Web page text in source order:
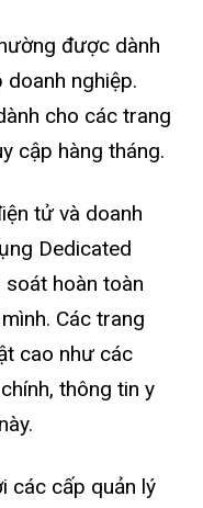
được dành
nghiệp.
cho các trang
cập hàng tháng.
tử và doanh
Dedicated
hoàn toàn
Các trang
cao như các
thông tin y
các cấp quản lý